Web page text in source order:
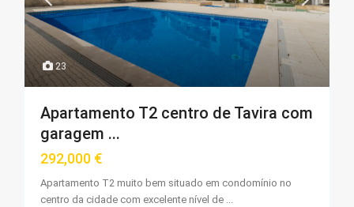
23
Apartamento T2 centro de Tavira com
garagem ...
292,000 €
Apartamento T2 muito bem situado em condomínio no
centro da cidade com excelente nível de ...